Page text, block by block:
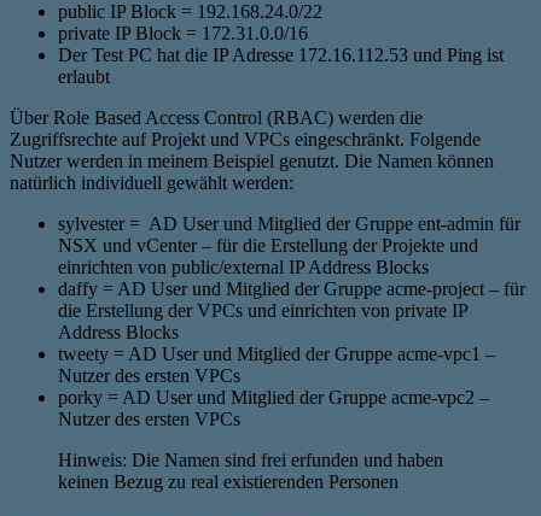
public IP Block = 192.168.24.0/22
private IP Block = 172.31.0.0/16
Der Test PC hat die IP Adresse 172.16.112.53 und Ping ist
erlaubt
Über Role Based Access Control (RBAC) werden die
Zugriffsrechte auf Projekt und VPCs eingeschränkt. Folgende
Nutzer werden in meinem Beispiel genutzt. Die Namen können
natürlich individuell gewählt werden:
sylvester = AD User und Mitglied der Gruppe ent-admin für
NSX und vCenter – für die Erstellung der Projekte und
einrichten von public/external IP Address Blocks
daffy = AD User und Mitglied der Gruppe acme-project – für
die Erstellung der VPCs und einrichten von private IP
Address Blocks
tweety = AD User und Mitglied der Gruppe acme-vpc1 –
Nutzer des ersten VPCs
porky = AD User und Mitglied der Gruppe acme-vpc2 –
Nutzer des ersten VPCs
Hinweis: Die Namen sind frei erfunden und haben
keinen Bezug zu real existierenden Personen